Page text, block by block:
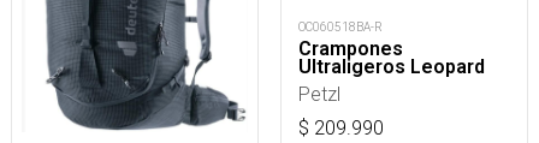
OC060518BA-R
Crampones
Ultraligeros Leopard
Petzl
$ 209.990